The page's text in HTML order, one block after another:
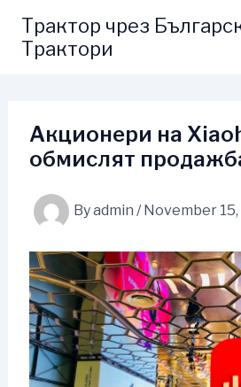
content
Трактор чрез
Трактори
Акционери на
обмислят
Byadmin / November 15,